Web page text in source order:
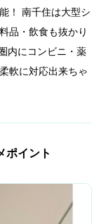
！ 南千住は大型シ
品・飲食も抜かり
内にコンビニ・薬
軟に対応出来ちゃ
ポイント